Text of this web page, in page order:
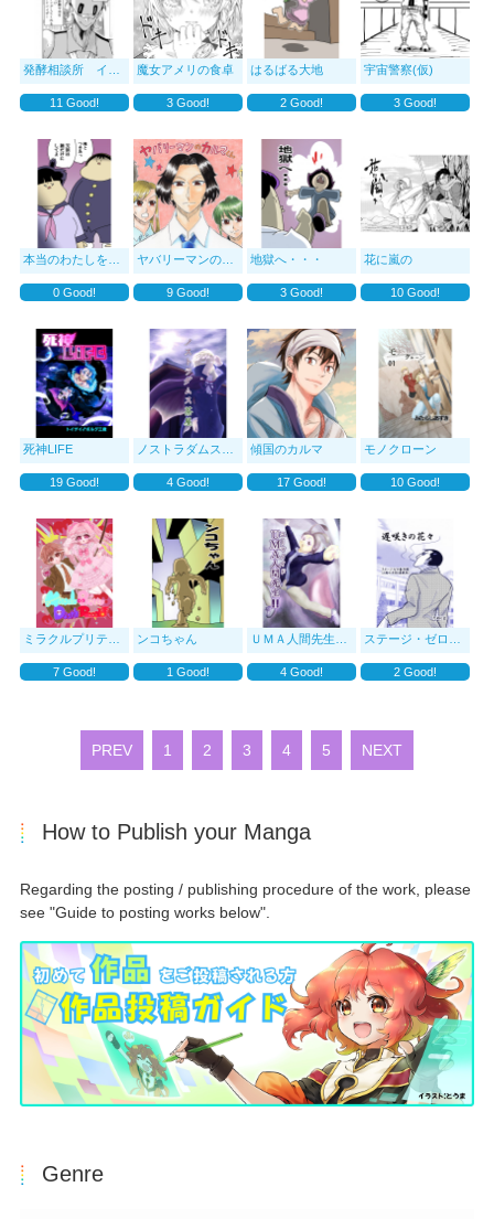
発酵相談所 イーストさん(パイロット版)
11 Good!
魔女アメリの食卓
3Good!
はるばる大地
2Good!
宇宙警察(仮)
3Good!
本当のわたしを見て！
0Good!
ヤバリーマンのカルマくん
9Good!
地獄へ・・・
3Good!
花に嵐の
10Good!
死神LIFE
19Good!
ノストラダムス茶屋
4Good!
傾国のカルマ
17Good!
モノクローン
10Good!
ミラクルプリティーデスロード
7Good!
ンコちゃん
1 Good!
ＵＭＡ人間先生！！
4Good!
ステージ・ゼロ番外編
2Good!
PREV 1 2 3 4 5 NEXT
How to Publish your Manga
Regarding the posting / publishing procedure of the work, please
see "Guide to posting works below".
Genre